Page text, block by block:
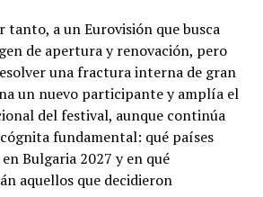
tanto, a un Eurovisión que busca
de apertura y renovación, pero
una fractura interna de gran
un nuevo participante y amplía el
del festival, aunque continúa
fundamental: qué países
Bulgaria 2027 y en qué
aquellos que decidieron